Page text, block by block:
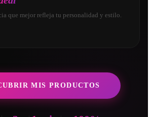
que mejor refleja tu personalidad y estilo.
MIS PRODUCTOS